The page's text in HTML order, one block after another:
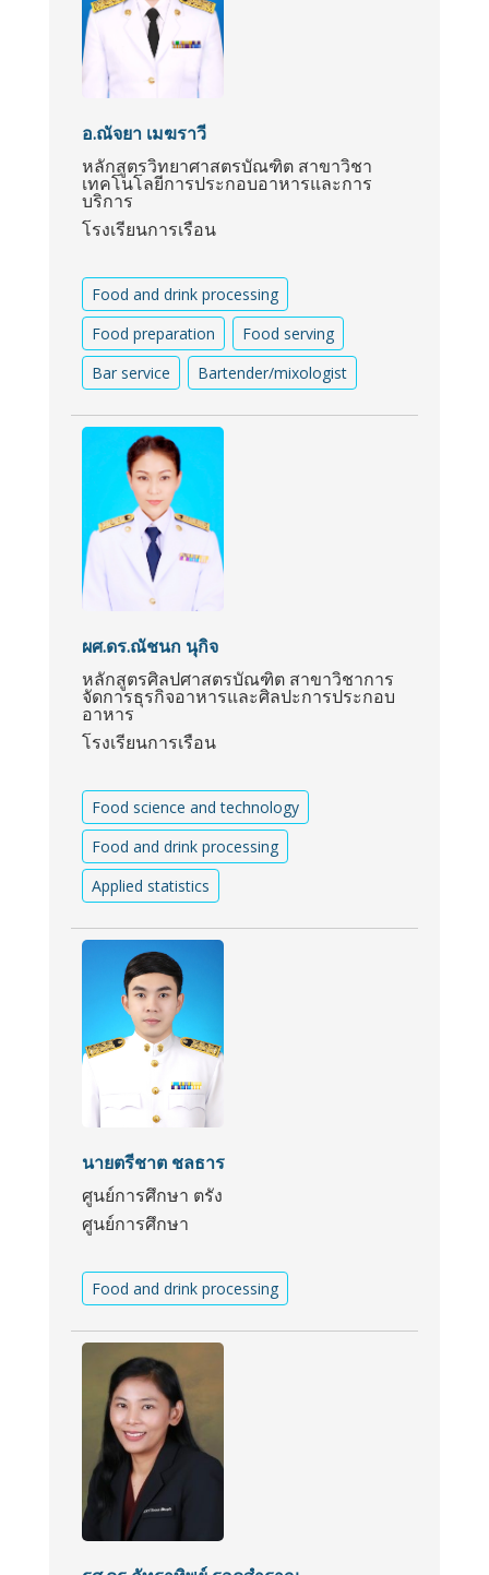
อ.ณัจยา เมฆราวี
หลักสูตรวิทยาศาสตรบัณฑิต สาขาวิชา
เทคโนโลยีการประกอบอาหารและการ
บริการ
โรงเรียนการเรือน
Food and drink processing
Food preparation
Food serving
Bar service
Bartender/mixologist
ผศ.ดร.ณัชนก นุกิจ
หลักสูตรศิลปศาสตรบัณฑิต สาขาวิชาการ
จัดการธุรกิจอาหารและศิลปะการประกอบ
อาหาร
โรงเรียนการเรือน
Food science and technology
Food and drink processing
Applied statistics
นายตรีชาต ชลธาร
ศูนย์การศึกษา ตรัง
ศูนย์การศึกษา
Food and drink processing